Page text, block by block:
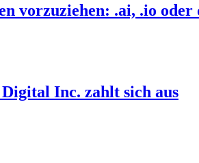
vorzuziehen: .ai, .io oder
Inc. zahlt sich aus